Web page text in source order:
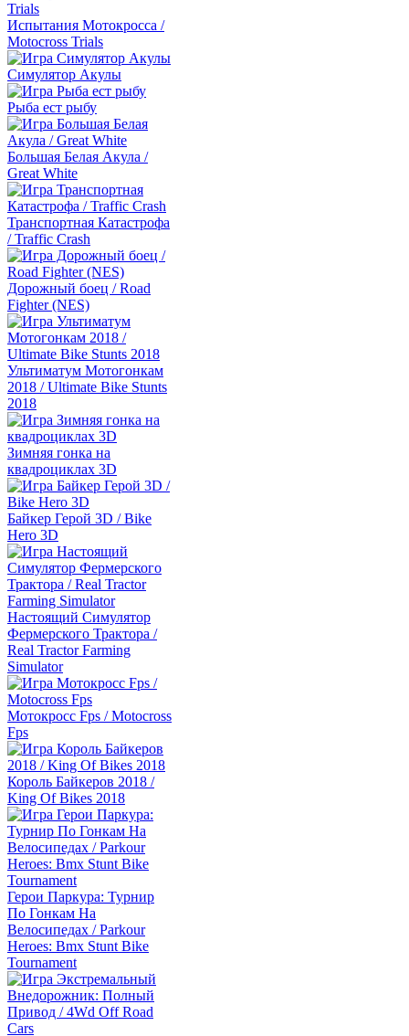
Испытания Мотокросса /
Motocross Trials
Симулятор Акулы
Рыба ест рыбу
Большая Белая Акула /
Great White
Транспортная Катастрофа
/ Traffic Crash
Дорожный боец / Road
Fighter (NES)
Ультиматум Мотогонкам
2018 / Ultimate Bike Stunts
2018
Зимняя гонка на
квадроциклах 3D
Байкер Герой 3D / Bike
Hero 3D
Настоящий Симулятор
Фермерского Трактора /
Real Tractor Farming
Simulator
Мотокросс Fps / Motocross
Fps
Король Байкеров 2018 /
King Of Bikes 2018
Герои Паркура: Турнир
По Гонкам На
Велосипедах / Parkour
Heroes: Bmx Stunt Bike
Tournament